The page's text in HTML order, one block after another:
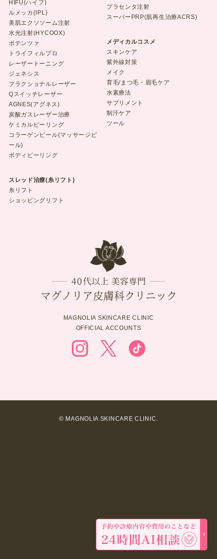
HIFU(ハイフ)
ルメッカ(IPL)
美肌エクソソーム注射
水光注射(HYCOOX)
ポテンツァ
トライフィルプロ
レーザートーニング
ジェネシス
フラクショナルレーザー
Qスイッチレーザー
AGNES(アグネス)
炭酸ガスレーザー治療
ケミカルピーリング
コラーゲンピール(マッサージピ
ール)
ボディピーリング
スレッド治療(糸リフト)
糸リフト
ショッピングリフト
プラセンタ注射
スーパーPRP(肌再生治療ACRS)
メディカルコスメ
スキンケア
紫外線対策
メイク
育毛/まつ毛・眉毛ケア
水素療法
サプリメント
制汗ケア
ツール
MAGNOLIA SKINCARE CLINIC
OFFICIAL ACCOUNTS
© MAGNOLIA SKINCARE CLINIC.